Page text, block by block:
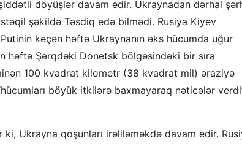
döyüşlər davam edir. Ukraynadan dərhal
şəkildə Təsdiq edə bilmədi. Rusiya Kiyev
keçən həftə Ukraynanın əks hücumda uğur
həftə Şərqdəki Donetsk bölgəsindəki bir sıra
100 kvadrat kilometr (38 kvadrat mil) əraziyə
böyük itkilərə baxmayaraq nəticələr
Ukrayna qoşunları irəliləməkdə davam edir.